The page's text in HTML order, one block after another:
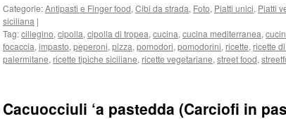
Categorie:Antipasti e Finger food, Cibi da strada, Foto, Piatti unici, Piatti
siciliana |
Tag:ciliegino, cipolla, cipolla di tropea, cucina, cucina mediterranea,
focaccia, impasto, peperoni, pizza, pomodori, pomodorini, ricette, ricette
palermitane, ricette tipiche siciliane, ricette vegetariane, street food,
Cacuocciuli ‘a pastedda (Carciofi in